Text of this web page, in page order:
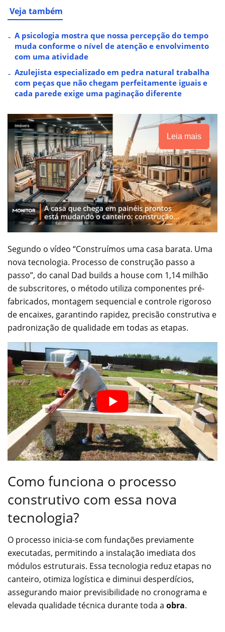
Veja também
A psicologia mostra que nossa percepção do tempo
muda conforme o nível de atenção e envolvimento
com uma atividade
Azulejista especializado em pedra natural trabalha
com peças que não chegam perfeitamente iguais e
cada parede exige uma paginação diferente
Leia mais
Segundo o vídeo “Construímos uma casa barata. Uma
nova tecnologia. Processo de construção passo a
passo”, do canal Dad builds a house com 1,14 milhão
de subscritores, o método utiliza componentes pré-
fabricados, montagem sequencial e controle rigoroso
de encaixes, garantindo rapidez, precisão construtiva e
padronização de qualidade em todas as etapas.
Como funciona o processo
construtivo com essa nova
tecnologia?
O processo inicia-se com fundações previamente
executadas, permitindo a instalação imediata dos
módulos estruturais. Essa tecnologia reduz etapas no
canteiro, otimiza logística e diminui desperdícios,
assegurando maior previsibilidade no cronograma e
elevada qualidade técnica durante toda a obra.